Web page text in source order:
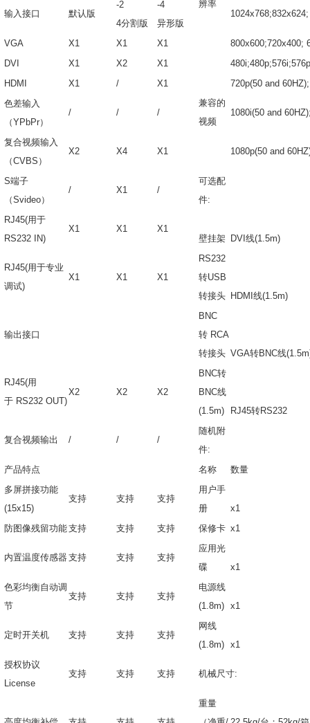
辨率
输入接口
默认版
-2
4分割版
-4
异形版
VGA X1 X1 X1
800x600;720x400;
DVI
X1 X2 X1
兼容的
视频
HDMI
X1 / X1
720p(50 and 60HZ);
色差输入
（YPbPr）
/ / / 1080i(50 and
复合视频输入
（CVBS）
X2 X4 X1 1080p(50 and
S端子
（Svideo）
/ X1 /
可选配
件:
RJ45(用于
RS232 IN)
X1 X1
X1
壁挂架
DVI线(1.5m)
RJ45(用于专业
调试)
X1 X1 X1
RS232
转USB
转接头 HDMI线(1.5m)
输出接口
BNC
转 RCA
转接头 VGA转BNC线
RJ45(用
于 RS232 OUT)
X2 X2 X2
BNC转
BNC线
(1.5m)
RJ45转RS232
复合视频输出 / / /
随机附
件:
产品特点
名称
数量
多屏拼接功能
(15x15)
支持 支持 支持
用户手
册
x1
防图像残留功能支持 支持 支持 保修卡 x1
内置温度传感器 支持 支持 支持
应用光
碟
x1
色彩均衡自动调
节
支持 支持 支持
电源线
(1.8m)
x1
定时开关机 支持 支持 支持
网线
(1.8m)
x1
授权协议
License
支持 支持 支持 机械尺寸:
重量